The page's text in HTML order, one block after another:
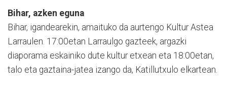
Bihar, azken eguna
Bihar, igandearekin, amaituko da aurtengo Kultur Astea
Larraulen. 17:00etan Larraulgo gazteek, argazki
diaporama eskainiko dute kultur etxean eta 18:00etan,
talo eta gaztaina-jatea izango da, Katillutxulo elkartean.